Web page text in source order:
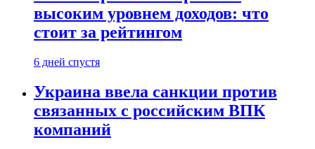
высоким уровнем доходов: что
стоит за рейтингом
6 дней спустя
Украина ввела санкции против
связанных с российским ВПК
компаний